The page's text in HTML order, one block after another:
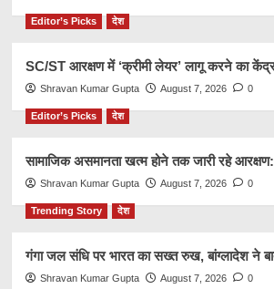
Editor’s Picks देश
SC/ST आरक्षण में ‘क्रीमी लेयर’ लागू करने का केंद्र
Shravan Kumar Gupta August 7, 2026 0
Editor’s Picks देश
सामाजिक असमानता खत्म होने तक जारी रहे
Shravan Kumar Gupta August 7, 2026 0
Trending Story देश
गंगा जल संधि पर भारत का सख्त रुख, बांग्लादेश ने
Shravan Kumar Gupta August 7, 2026 0